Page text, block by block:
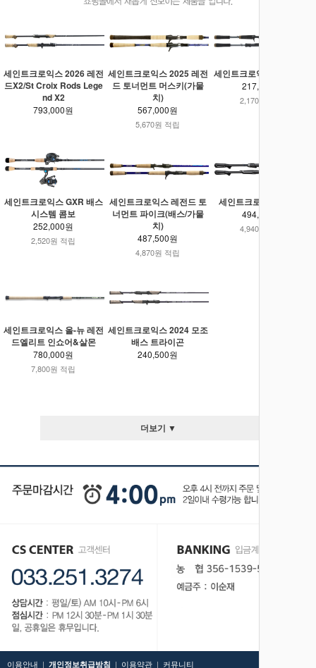
세인트크로익스 2026 레전
드X2/St Croix Rods Lege
nd X2
793,000원
세인트크로익스 2025 레전
드 토너먼트 머스키(가물
치)
567,000원
5,670원 적립
세인트크로익스 블랙 배스
217,000원
2,170원 적립
세인트크로익스 GXR 배스
시스템 콤보
252,000원
2,520원 적립
세인트크로익스 레전드 토
너먼트 파이크(배스/가물
치)
487,500원
4,870원 적립
세인트크로익스 피직스
494,000원
4,940원 적립
세인트크로익스 올-뉴 레전
드엘리트 인쇼어&살몬
780,000원
7,800원 적립
세인트크로익스 2024 모조
배스 트라이곤
240,500원
더보기 ▼
이용안내 | 개인정보취급방침 | 이용약관 | 커뮤니티